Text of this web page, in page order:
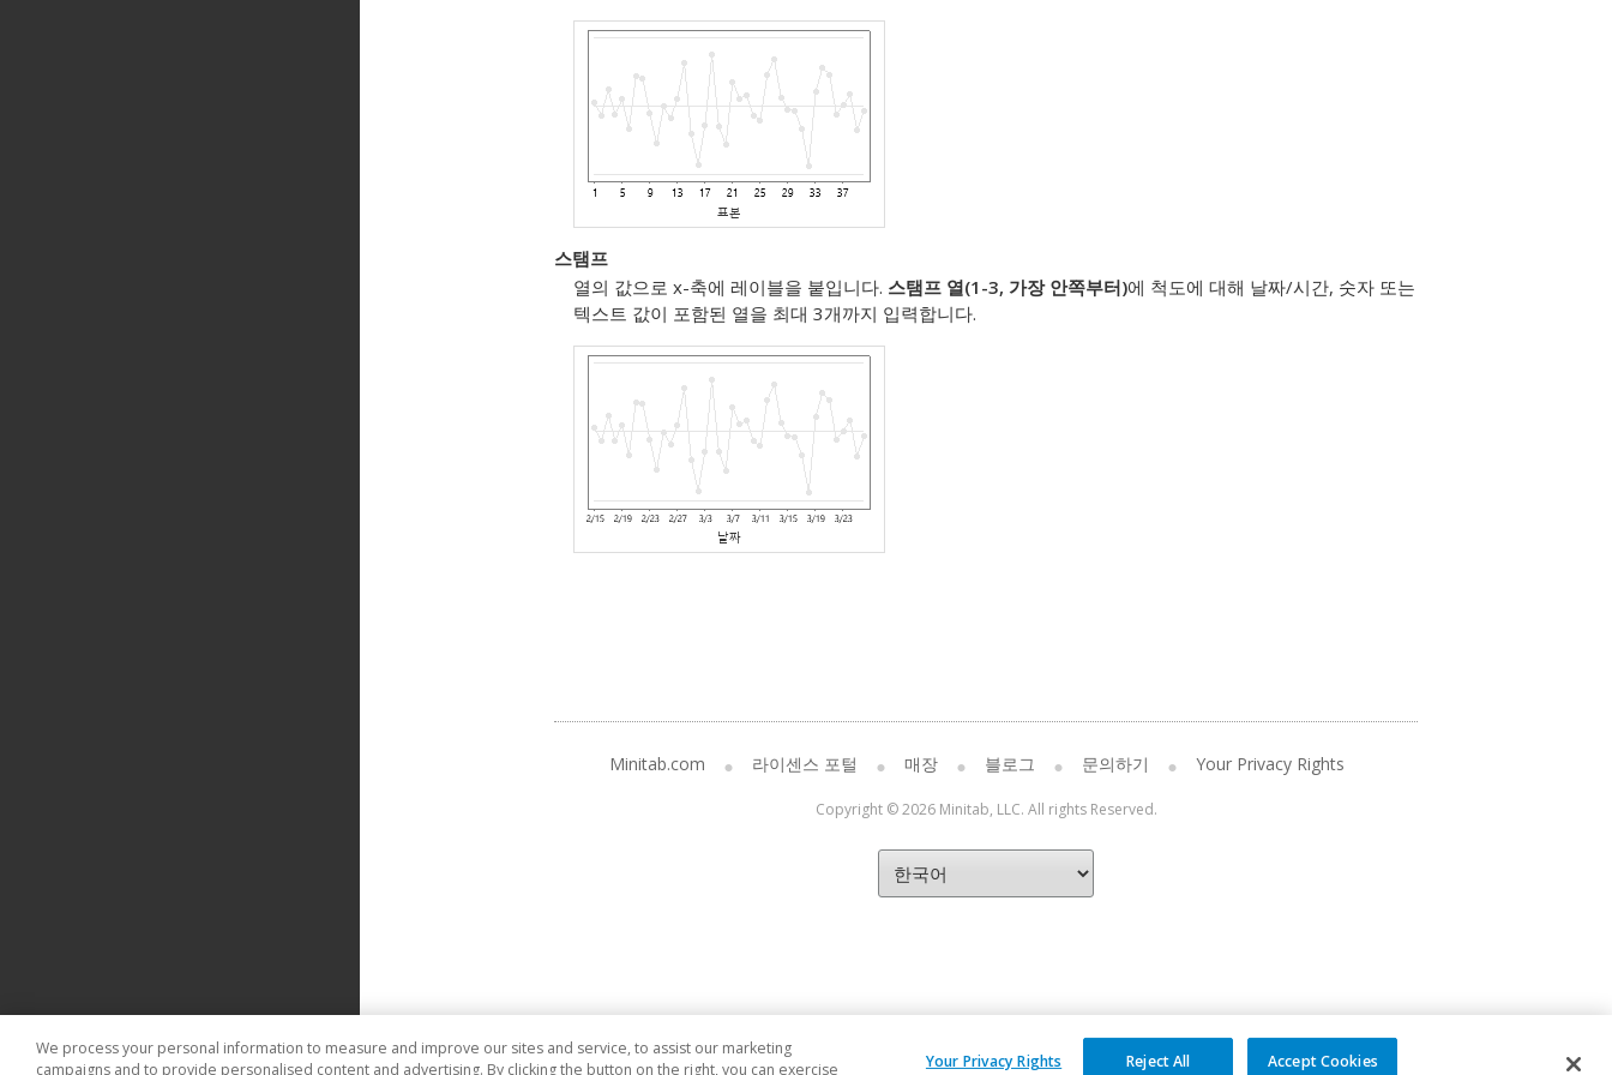
스탬프
열의 값으로 x-축에 레이블을 붙입니다. 스탬프 열(1-3, 가장 안쪽부터)에 척도에 대해 날짜/시간, 숫자 또는
텍스트 값이 포함된 열을 최대 3개까지 입력합니다.
Minitab.com 라이센스 포털 매장 블로그 문의하기 Your Privacy Rights
Copyright © 2026 Minitab, LLC. All rights Reserved.
We process your personal information to measure and improve our sites and service, to assist our marketing
campaigns and to provide personalised content and advertising. By clicking the button on the right, you can exercise
Your Privacy Rights Reject All Accept Cookies